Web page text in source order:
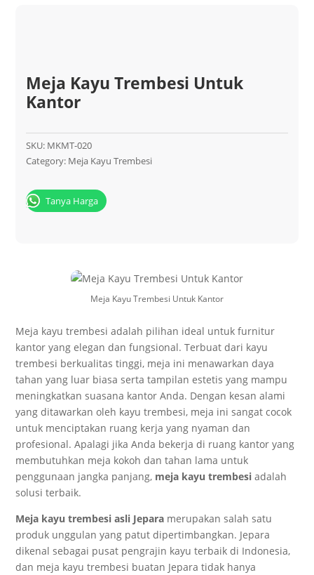
Meja Kayu Trembesi Untuk
Kantor
SKU: MKMT-020
Category: Meja Kayu Trembesi
Tanya Harga
Meja Kayu Trembesi Untuk Kantor
Meja kayu trembesi adalah pilihan ideal untuk furnitur
kantor yang elegan dan fungsional. Terbuat dari kayu
trembesi berkualitas tinggi, meja ini menawarkan daya
tahan yang luar biasa serta tampilan estetis yang mampu
meningkatkan suasana kantor Anda. Dengan kesan alami
yang ditawarkan oleh kayu trembesi, meja ini sangat cocok
untuk menciptakan ruang kerja yang nyaman dan
profesional. Apalagi jika Anda bekerja di ruang kantor yang
membutuhkan meja kokoh dan tahan lama untuk
penggunaan jangka panjang, meja kayu trembesi adalah
solusi terbaik.
Meja kayu trembesi asli Jepara merupakan salah satu
produk unggulan yang patut dipertimbangkan. Jepara
dikenal sebagai pusat pengrajin kayu terbaik di Indonesia,
dan meja kayu trembesi buatan Jepara tidak hanya